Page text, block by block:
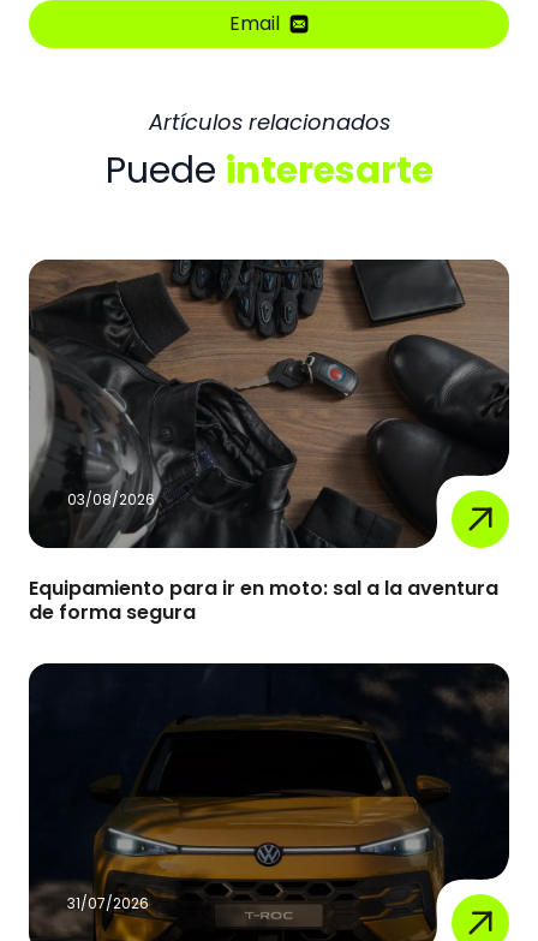
Email
Artículos relacionados
Puede interesarte
03/08/2026
Equipamiento para ir en moto: sal a la aventura
de forma segura
31/07/2026